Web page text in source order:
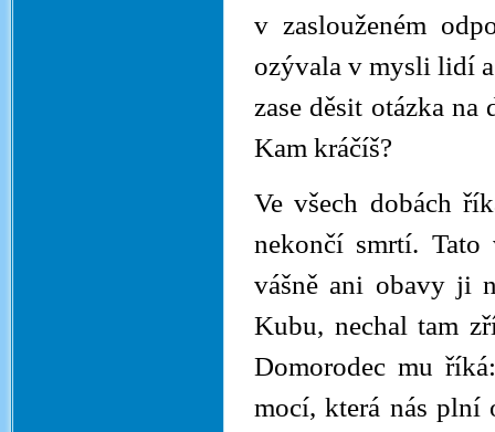
v zaslouženém
ozývala v mysli lidí
zase děsit otázka
Kam kráčíš?
Ve všech dobách
nekončí smrtí.
vášně ani obavy ji
Kubu, nechal tam
Domorodec mu
mocí, která nás plní